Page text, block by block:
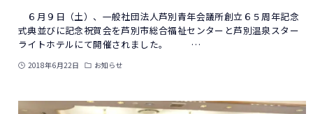
６月９日（土）、一般社団法人芦別青年会議所創立６５周年記念
式典並びに記念祝賀会を芦別市総合福祉センターと芦別温泉スター
ライトホテルにて開催されました。 …
2018年6月22日 お知らせ